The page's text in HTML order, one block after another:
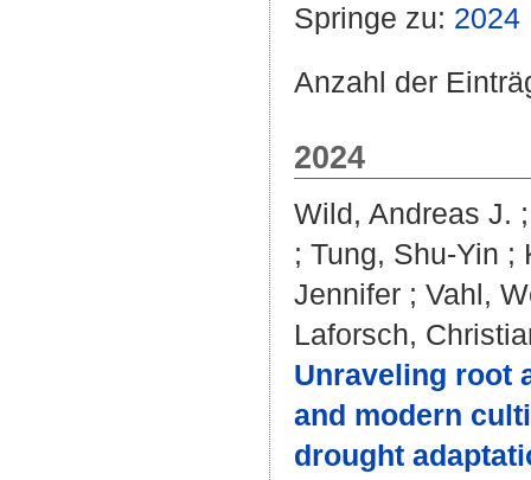
Springe zu: 2024
Anzahl der
2024
Wild, Andreas J.
; Tung, Shu‐Yin ;
Jennifer ; Vahl,
Laforsch,
Unraveling root
and modern
drought